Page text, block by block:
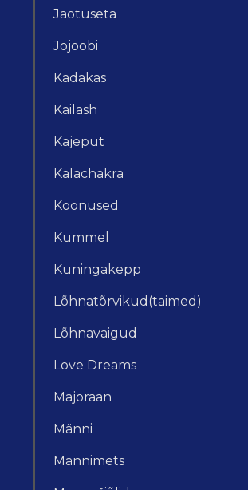
Jaotuseta
Jojoobi
Kadakas
Kailash
Kajeput
Kalachakra
Koonused
Kummel
Kuningakepp
Lõhnatõrvikud(taimed)
Lõhnavaigud
Love Dreams
Majoraan
Männi
Männimets